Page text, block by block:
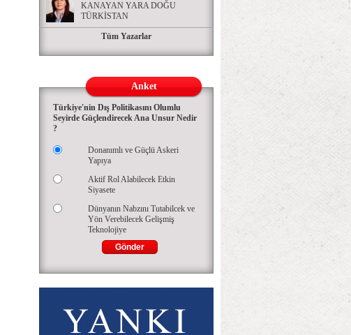
KANAYAN YARA DOĞU
TÜRKİSTAN
Tüm Yazarlar
Anket
Türkiye'nin Dış Politikasını Olumlu
Seyirde Güçlendirecek Ana Unsur Nedir
?
Donanımlı ve Güçlü Askeri
Yapıya
Aktif Rol Alabilecek Etkin
Siyasete
Dünyanın Nabzını Tutabilcek ve
Yön Verebilecek Gelişmiş
Teknolojiye